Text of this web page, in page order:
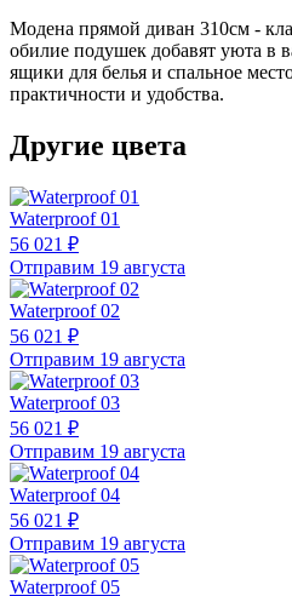
Модена прямой диван 310см -
обилие подушек добавят уюта в
ящики для белья и спальное
практичности и удобства.
Другие цвета
Waterproof 01
56 021 ₽
Отправим 19 августа
Waterproof 02
56 021 ₽
Отправим 19 августа
Waterproof 03
56 021 ₽
Отправим 19 августа
Waterproof 04
56 021 ₽
Отправим 19 августа
Waterproof 05